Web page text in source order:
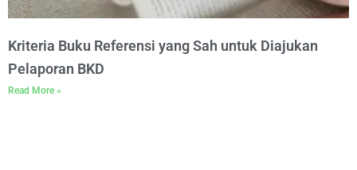
Kriteria Buku Referensi yang Sah untuk Diajukan
Pelaporan BKD
Read More »